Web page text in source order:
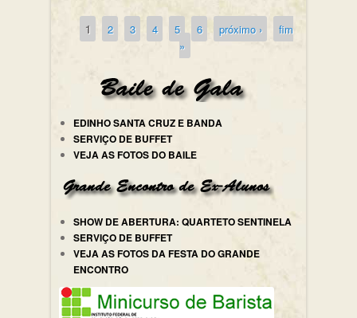
Páginas
1 2 3 4 5 6 próximo ›
fim
»
EDINHO SANTA CRUZ E BANDA
SERVIÇO DE BUFFET
VEJA AS FOTOS DO BAILE
SHOW DE ABERTURA: QUARTETO SENTINELA
SERVIÇO DE BUFFET
VEJA AS FOTOS DA FESTA DO GRANDE
ENCONTRO